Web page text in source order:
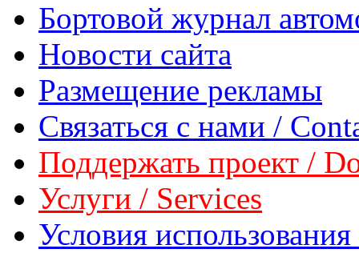
Бортовой журнал
Новости сайта
Размещение рекламы
Связаться с нами /
Поддержать проект /
Услуги / Services
Условия